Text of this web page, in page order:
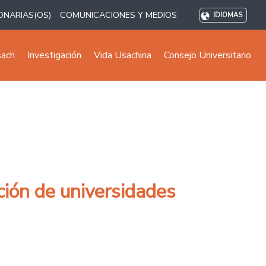
COMUNICACIONES Y MEDIOS IDIOMAS
Investigación Vida Usachina Consejo Universitario
de universidades